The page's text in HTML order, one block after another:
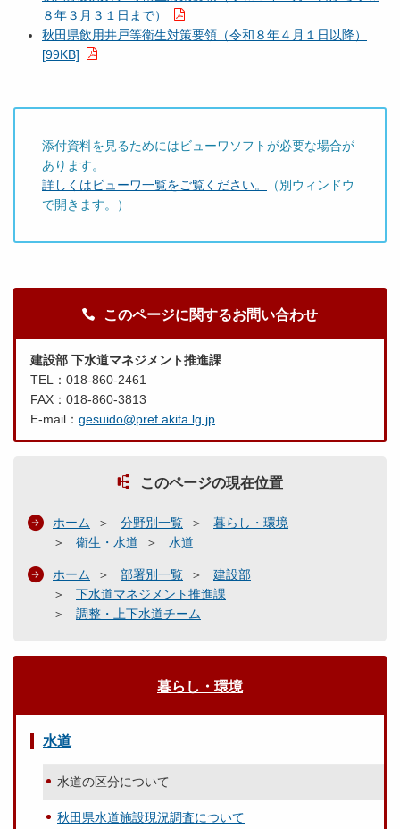
８年３月３１日まで）
秋田県飲用井戸等衛生対策要領（令和８年４月１日以降）
[99KB]
添付資料を見るためにはビューワソフトが必要な場合が
あります。
詳しくはビューワ一覧をご覧ください。
（別ウィンドウ
で開きます。）
このページに関するお問い合わせ
建設部 下水道マネジメント推進課
TEL：018-860-2461
FAX：018-860-3813
E-mail： gesuido@pref.akita.lg.jp
このページの現在位置
ホーム 分野別一覧
暮らし・環境
衛生・水道
水道
ホーム 部署別一覧
建設部
下水道マネジメント推進課
調整・上下水道チーム
暮らし・環境
水道
水道の区分について
秋田県水道施設現況調査について